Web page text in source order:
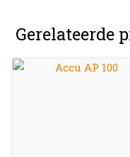
Gerelateerde